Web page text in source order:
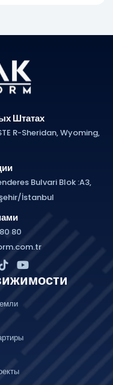
Штатах
R-Sheridan, Wyoming,
Bulvari Blok :A3,
İstanbul
80